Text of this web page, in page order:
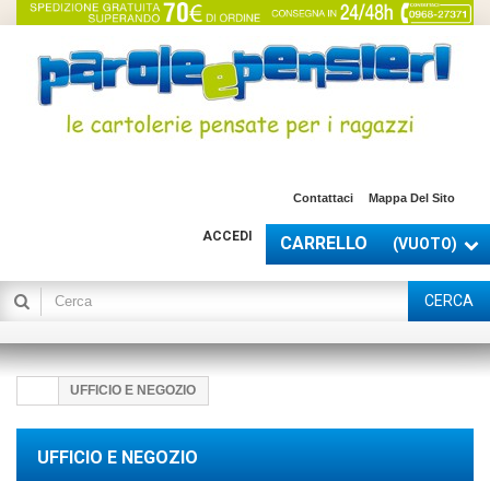
Contattaci Mappa Del Sito
CARRELLO (VUOTO)
ACCEDI
CERCA
UFFICIO E NEGOZIO
UFFICIO E NEGOZIO